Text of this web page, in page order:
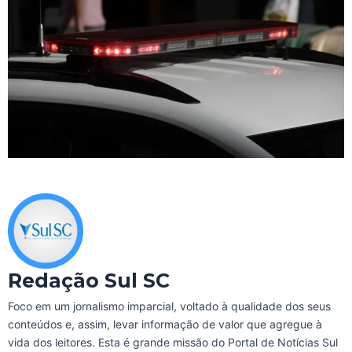
Redação Sul SC
Foco em um jornalismo imparcial, voltado à qualidade dos seus
conteúdos e, assim, levar informação de valor que agregue à
vida dos leitores. Esta é grande missão do Portal de Notícias Sul